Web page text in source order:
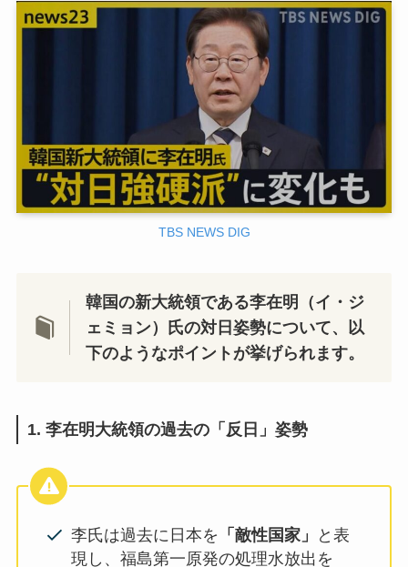
TBS NEWS DIG
韓国の新大統領である李在明（イ・ジ
ェミョン）氏の対日姿勢について、以
下のようなポイントが挙げられます。
1. 李在明大統領の過去の「反日」姿勢
李氏は過去に日本を 「敵性国家」
と表
現し、福島第一原発の処理水放出を